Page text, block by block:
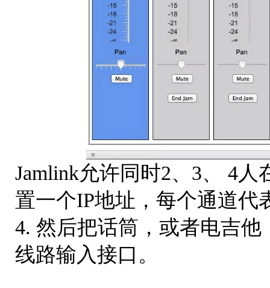
Jamlink允许同时2、3、 4
置一个IP地址，每个通道代
4. 然后把话筒，或者电吉他
线路输入接口。